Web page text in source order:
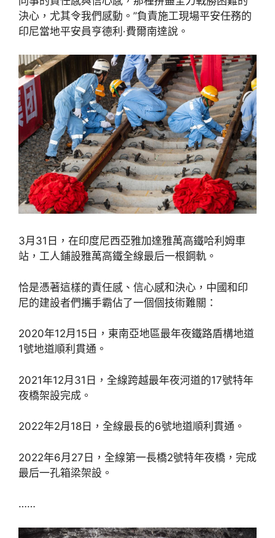
決心，尤其令我們感動。”負責施工現場平安任務的
印尼當地平安員亨德利·費爾南達說。
3月31日，在印度尼西亞雅加達雅萬高鐵哈利姆車
站，工人鋪設雅萬高鐵全線最后一根鋼軌。
恰是憑著這樣的責任感、信心感和決心，中國和印
尼的建設者們攜手霸佔了一個個技術難關：
2020年12月15日，東南亞地區最年夜鐵路盾構地道
1號地道順利貫通。
2021年12月31日，全線跨越最年夜河道的17號特年
夜橋架設完成。
2022年2月18日，全線最長的6號地道順利貫通。
2022年6月27日，全線第一長橋2號特年夜橋，完成
最后一孔箱梁架設。
……